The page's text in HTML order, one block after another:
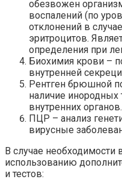
обезвожен
воспалений (по
отклонений в
эритроцитов.
определения при
Биохимия крови –
внутренней
Рентген брюшной
наличие инородных
внутренних органов.
ПЦР – анализ
вирусные
В случае необходимости
использованию
и тестов: